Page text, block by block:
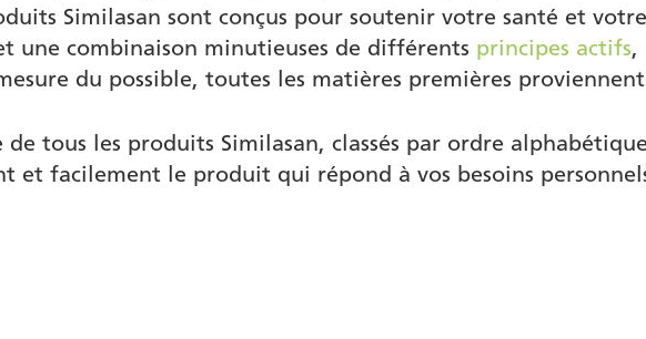
Similasan sont conçus pour soutenir votre santé et
une combinaison minutieuses de différents principes actifs,
du possible, toutes les matières premières
de tous les produits Similasan, classés par ordre
et facilement le produit qui répond à vos besoins